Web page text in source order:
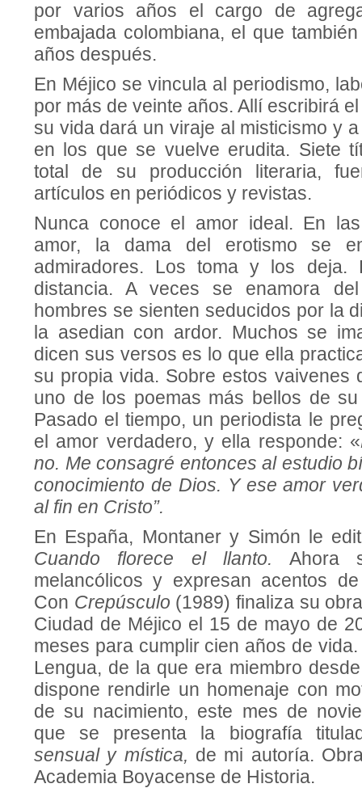
por varios años el cargo de
embajada colombiana, el que
años después.
En Méjico se vincula al periodismo,
por más de veinte años. Allí escribirá
su vida dará un viraje al misticismo y
en los que se vuelve erudita. Siete
total de su producción literaria,
artículos en periódicos y revistas.
Nunca conoce el amor ideal. En
amor, la dama del erotismo se
admiradores. Los toma y los deja.
distancia. A veces se enamora
hombres se sienten seducidos por la
la asedian con ardor. Muchos se
dicen sus versos es lo que ella
su propia vida. Sobre estos vaivenes
uno de los poemas más bellos de
Pasado el tiempo, un periodista le
el amor verdadero, y ella responde: «
no. Me consagré entonces al estudio
conocimiento de Dios. Y ese amor
al fin en Cristo”.
En España, Montaner y Simón le
Cuando florece el llanto.Ahora
melancólicos y expresan acentos
Con Crepúsculo (1989) finaliza su
Ciudad de Méjico el 15 de mayo de
meses para cumplir cien años de
Lengua, de la que era miembro
dispone rendirle un homenaje con
de su nacimiento, este mes de
que se presenta la biografía
sensual y mística, de mi autoría.
Academia Boyacense de Historia.